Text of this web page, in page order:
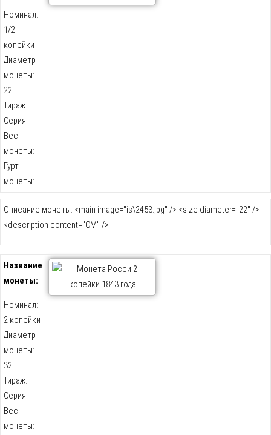
Номинал:
1/2
копейки
Диаметр
монеты:
22
Тираж:
Серия:
Вес
монеты:
Гурт
монеты:
Описание монеты: <main image="is\2453.jpg" /> <size diameter="22" />
<description content="СМ" />
Название
монеты:
Номинал:
2 копейки
Диаметр
монеты:
32
Тираж:
Серия:
Вес
монеты: